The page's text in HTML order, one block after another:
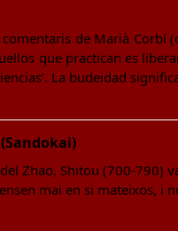
de Marià Corbí
que practican es
La budeidad
Zhao, Shitou (700-790)
mai en si mateixos, i